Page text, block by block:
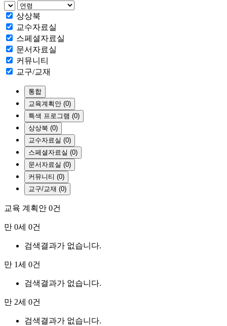
상상북
교수자료실
스페셜자료실
문서자료실
커뮤니티
교구/교재
통합
교육계획안 (0)
특색 프로그램 (0)
상상북 (0)
교수자료실 (0)
스페셜자료실 (0)
문서자료실 (0)
커뮤니티 (0)
교구/교재 (0)
교육 계획안 0건
만 0세 0건
검색결과가 없습니다.
만 1세 0건
검색결과가 없습니다.
만 2세 0건
검색결과가 없습니다.